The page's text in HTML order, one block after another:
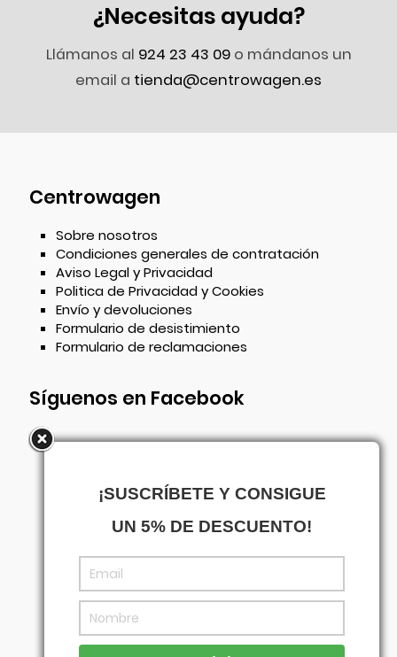
¿Necesitas ayuda?
Llámanos al 924 23 43 09o mándanos un
email a tienda@centrowagen.es
Centrowagen
Sobre nosotros
Condiciones generales de contratación
Aviso Legal y Privacidad
Politica de Privacidad y Cookies
Envío y devoluciones
Formulario de desistimiento
Formulario de reclamaciones
Síguenos en Facebook
¡SUSCRÍBETE Y CONSIGUE
UN 5% DE DESCUENTO!